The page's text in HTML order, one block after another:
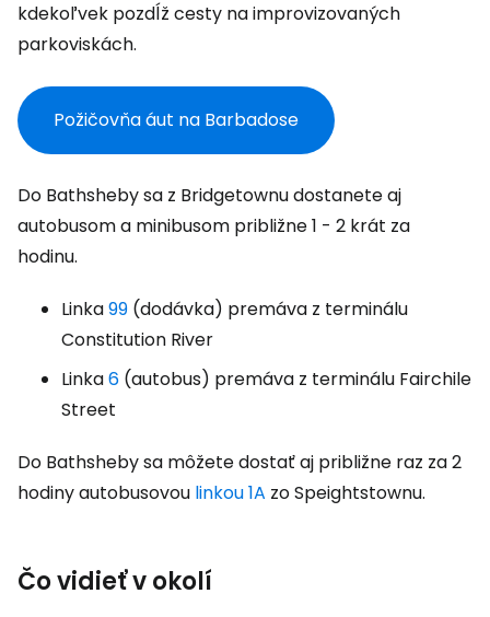
kdekoľvek pozdĺž cesty na improvizovaných
parkoviskách.
Požičovňa áut na Barbadose
Do Bathsheby sa z Bridgetownu dostanete aj
autobusom a minibusom približne 1 - 2 krát za
hodinu.
Linka99 (dodávka) premáva z terminálu
Constitution River
Linka6 (autobus) premáva z terminálu Fairchile
Street
Do Bathsheby sa môžete dostať aj približne raz za 2
hodiny autobusovou linkou 1A zo Speightstownu.
Čo vidieť v okolí